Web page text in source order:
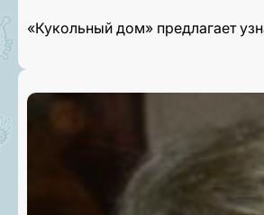
«Кукольный дом» предлагает